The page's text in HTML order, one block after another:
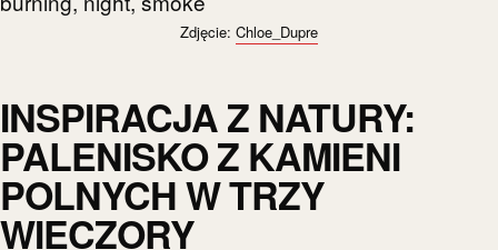
Zdjęcie: Chloe_Dupre
INSPIRACJA Z NATURY:
PALENISKO Z KAMIENI
POLNYCH W TRZY
WIECZORY